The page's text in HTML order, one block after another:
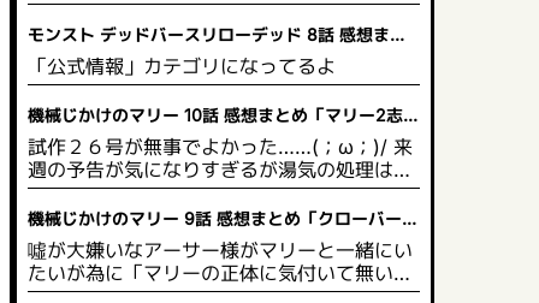
モンスト デッドバースリローデッド 8話 感想まと
め「お前がモンスターになるんだよ」
「公式情報」カテゴリになってるよ
機械じかけのマリー 10話 感想まとめ「マリー2志村
けんネタまでやれるのか」
試作２６号が無事でよかった……(；ω；)/ 来
週の予告が気になりすぎるが湯気の処理はDV
Dでは薄くなったりするのだろうか？
機械じかけのマリー 9話 感想まとめ「クローバーア
レルギー…？」
噓が大嫌いなアーサー様がマリーと一緒にい
たいが為に「マリーの正体に気付いて無い」
という嘘をつくのね。 東山と小清水のロボ演